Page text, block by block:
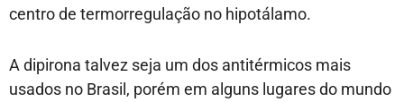
centro de termorregulação no hipotálamo.
A dipirona talvez seja um dos antitérmicos mais
usados no Brasil, porém em alguns lugares do mundo